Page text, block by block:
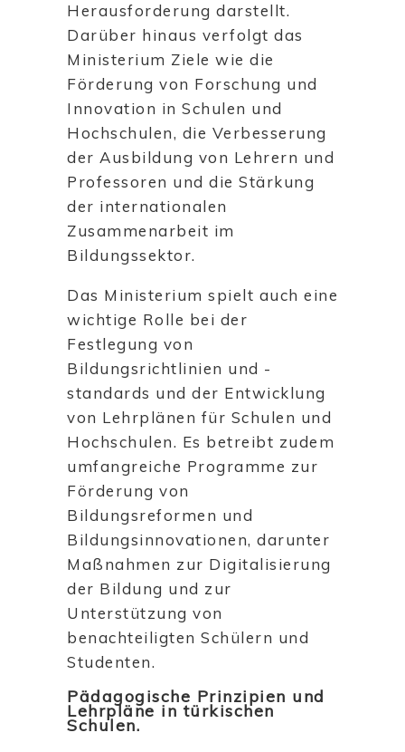
Herausforderung darstellt.
Darüber hinaus verfolgt das
Ministerium Ziele wie die
Förderung von Forschung und
Innovation in Schulen und
Hochschulen, die Verbesserung
der Ausbildung von Lehrern und
Professoren und die Stärkung
der internationalen
Zusammenarbeit im
Bildungssektor.
Das Ministerium spielt auch eine
wichtige Rolle bei der
Festlegung von
Bildungsrichtlinien und -
standards und der Entwicklung
von Lehrplänen für Schulen und
Hochschulen. Es betreibt zudem
umfangreiche Programme zur
Förderung von
Bildungsreformen und
Bildungsinnovationen, darunter
Maßnahmen zur Digitalisierung
der Bildung und zur
Unterstützung von
benachteiligten Schülern und
Studenten.
Pädagogische Prinzipien und
Lehrpläne in türkischen
Schulen.